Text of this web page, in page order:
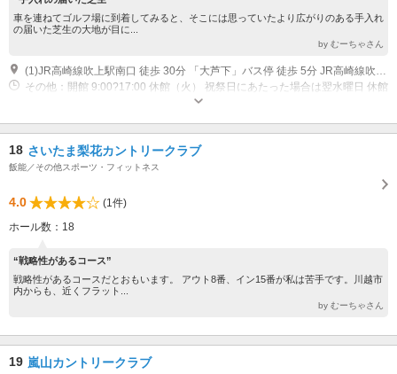
車を連ねてゴルフ場に到着してみると、そこには思っていたより広がりのある手入れ
の届いた芝生の大地が目に...
by むーちゃさん
その他：開館 9:00?17:00 休館（火） 祝祭日にあたった場合は翌水曜日 休館
18 さいたま梨花カントリークラブ
飯能／その他スポーツ・フィットネス
4.0
(1件)
ホール数：18
“戦略性があるコース”
戦略性があるコースだとおもいます。 アウト8番、イン15番が私は苦手です。川越市
内からも、近くフラット...
by むーちゃさん
19 嵐山カントリークラブ